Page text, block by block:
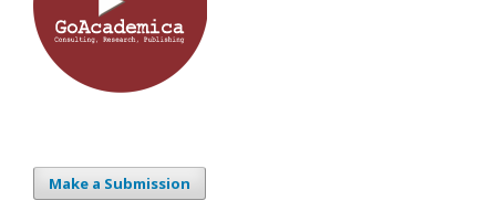
Make a Submission